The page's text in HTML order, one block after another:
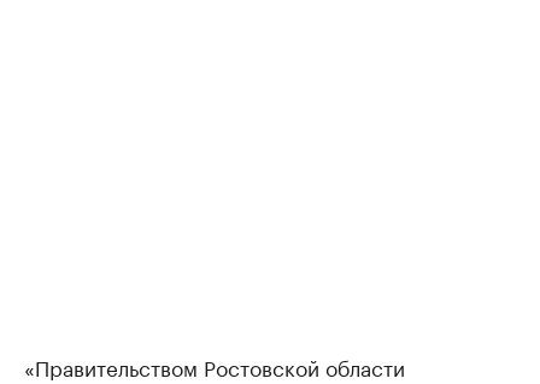
«Правительством Ростовской области